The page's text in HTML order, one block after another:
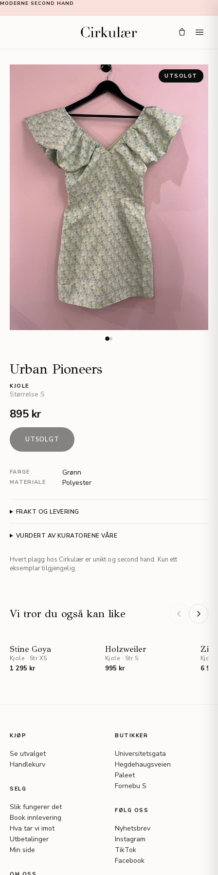
MODERNE SECOND HAND
UTSOLGT
Urban Pioneers
KJOLE
Størrelse S
895 kr
UTSOLGT
FARGE Grønn
MATERIALE Polyester
FRAKT OG LEVERING
VURDERT AV KURATORENE VÅRE
Hvert plagg hos Cirkulær er unikt og second hand. Kun ett
eksemplar tilgjengelig.
Vi tror du også kan like
Stine Goya
Kjole · Str XS
1 295 kr
Holzweiler
Kjole · Str S
995 kr
Kjole
6
KJØP
Se utvalget
Handlekurv
SELG
Slik fungerer det
Book innlevering
Hva tar vi imot
Utbetalinger
Min side
BUTIKKER
Universitetsgata
Hegdehaugsveien
Paleet
Fornebu S
FØLG OSS
Nyhetsbrev
Instagram
TikTok
Facebook